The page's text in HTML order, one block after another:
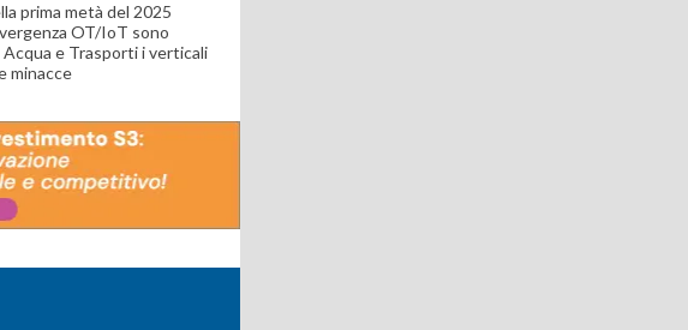
prima metà del 2025
OT/IoT sono
e Trasporti i verticali
minacce